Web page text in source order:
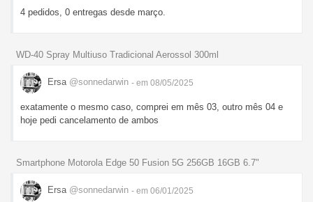
4 pedidos, 0 entregas desde março.
WD-40 Spray Multiuso Tradicional Aerossol 300ml
Ersa @sonnedarwin - em 08/05/2025
exatamente o mesmo caso, comprei em mês 03, outro mês 04 e
hoje pedi cancelamento de ambos
Smartphone Motorola Edge 50 Fusion 5G 256GB 16GB 6.7"
Ersa @sonnedarwin - em 06/01/2025